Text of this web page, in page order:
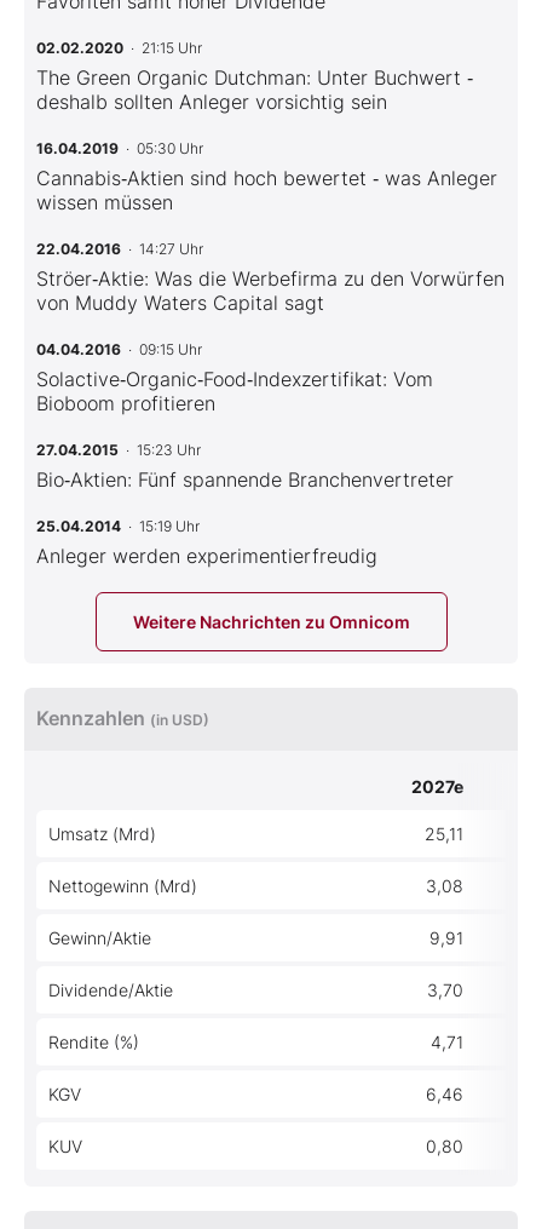
02.02.2020 · 21:15 Uhr
The Green Organic Dutchman: Unter Buchwert ‑
deshalb sollten Anleger vorsichtig sein
16.04.2019 · 05:30 Uhr
Cannabis‑Aktien sind hoch bewertet ‑ was Anleger
wissen müssen
22.04.2016 · 14:27 Uhr
Ströer‑Aktie: Was die Werbefirma zu den Vorwürfen
von Muddy Waters Capital sagt
04.04.2016 · 09:15 Uhr
Solactive‑Organic‑Food‑Indexzertifikat: Vom
Bioboom profitieren
27.04.2015 · 15:23 Uhr
Bio‑Aktien: Fünf spannende Branchenvertreter
25.04.2014 · 15:19 Uhr
Anleger werden experimentierfreudig
Weitere Nachrichten zu Omnicom
Kennzahlen (in USD)
2027e
Umsatz (Mrd) 25,11
Nettogewinn (Mrd) 3,08
Gewinn/Aktie 9,91
Dividende/Aktie 3,70
Rendite (%) 4,71
KGV 6,46
KUV 0,80